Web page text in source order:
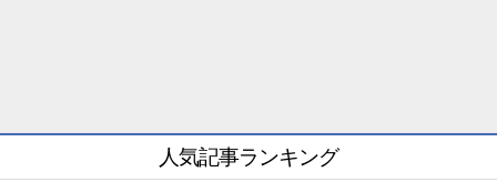
人気記事ランキング